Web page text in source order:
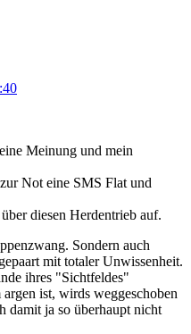
Meinung und mein
Not eine SMS Flat und
diesen Herdentrieb auf.
Sondern auch
mit totaler Unwissenheit.
ihres "Sichtfeldes"
ist, wirds weggeschoben
damit ja so überhaupt nicht